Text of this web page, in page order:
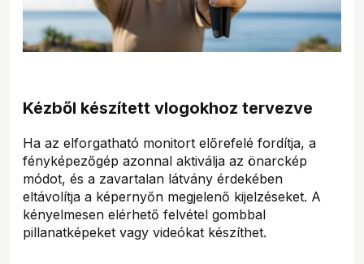
Kézből készített vlogokhoz tervezve
Ha az elforgatható monitort előrefelé fordítja, a
fényképezőgép azonnal aktiválja az önarckép
módot, és a zavartalan látvány érdekében
eltávolítja a képernyőn megjelenő kijelzéseket. A
kényelmesen elérhető felvétel gombbal
pillanatképeket vagy videókat készíthet.